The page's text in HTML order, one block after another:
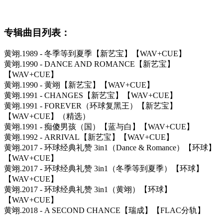
专辑曲目列表：
黄翊.1989 - 冬季等到夏季【新艺宝】【WAV+CUE】
黄翊.1990 - DANCE AND ROMANCE【新艺宝】
【WAV+CUE】
黄翊.1990 - 黄翊【新艺宝】【WAV+CUE】
黄翊.1991 - CHANGES【新艺宝】【WAV+CUE】
黄翊.1991 - FOREVER（环球复黑王）【新艺宝】
【WAV+CUE】（精选）
黄翊.1991 - 痴傻男孩（国）【蓝与白】【WAV+CUE】
黄翊.1992 - ARRIVAL【新艺宝】【WAV+CUE】
黄翊.2017 - 环球经典礼赞 3in1（Dance & Romance）【环球】
【WAV+CUE】
黄翊.2017 - 环球经典礼赞 3in1（冬季等到夏季）【环球】
【WAV+CUE】
黄翊.2017 - 环球经典礼赞 3in1（黄翊）【环球】
【WAV+CUE】
黄翊.2018 - A SECOND CHANCE【瑞成】【FLAC分轨】